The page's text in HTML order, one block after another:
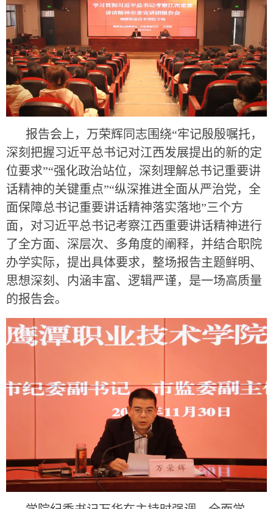
报告会上，万荣辉同志围绕“牢记殷殷嘱托，
深刻把握习近平总书记对江西发展提出的新的定
位要求”“强化政治站位，深刻理解总书记重要讲
话精神的关键重点”“纵深推进全面从严治党，全
面保障总书记重要讲话精神落实落地”三个方
面，对习近平总书记考察江西重要讲话精神进行
了全方面、深层次、多角度的阐释，并结合职院
办学实际，提出具体要求，整场报告主题鲜明、
思想深刻、内涵丰富、逻辑严谨，是一场高质量
的报告会。